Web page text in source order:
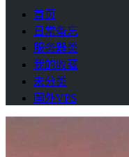
首页
日常备忘
服务器类
我的收藏
未分类
国外VPS